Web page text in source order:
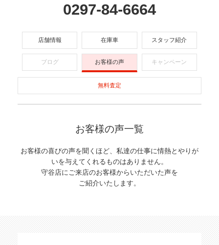
0297-84-6664
店舗情報 在庫車 スタッフ紹介
ブログ お客様の声 キャンペーン
無料査定
お客様の声一覧
お客様の喜びの声を聞くほど、私達の仕事に情熱とやりが
いを与えてくれるものはありません。
守谷店にご来店のお客様からいただいた声を
ご紹介いたします。